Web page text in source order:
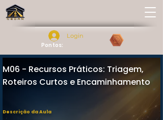
Login
Pontos:
M06 - Recursos Práticos: Triagem,
Roteiros Curtos e Encaminhamento
Descrição da Aula